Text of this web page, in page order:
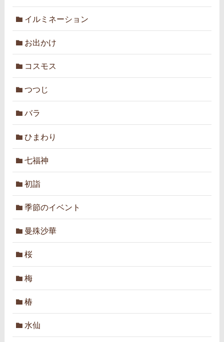
イルミネーション
お出かけ
コスモス
つつじ
バラ
ひまわり
七福神
初詣
季節のイベント
曼殊沙華
桜
梅
椿
水仙